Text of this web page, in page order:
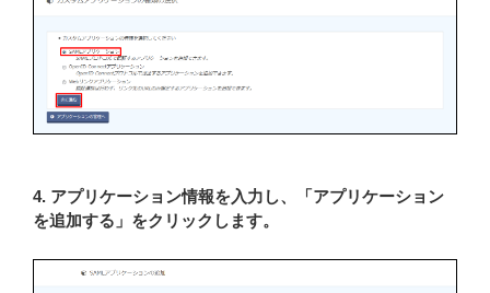
4. アプリケーション情報を入力し、「アプリケーション
を追加する」をクリックします。